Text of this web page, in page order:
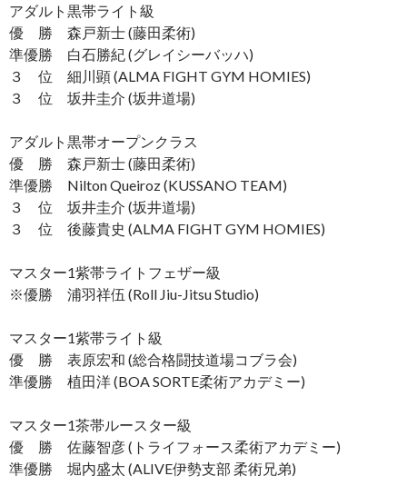
アダルト黒帯ライト級
優 勝 森戸新士 (藤田柔術)
準優勝 白石勝紀 (グレイシーバッハ)
３ 位 細川顕 (ALMA FIGHT GYM HOMIES)
３ 位 坂井圭介 (坂井道場)
アダルト黒帯オープンクラス
優 勝 森戸新士 (藤田柔術)
準優勝 Nilton Queiroz (KUSSANO TEAM)
３ 位 坂井圭介 (坂井道場)
３ 位 後藤貴史 (ALMA FIGHT GYM HOMIES)
マスター1紫帯ライトフェザー級
※優勝 浦羽祥伍 (Roll Jiu-Jitsu Studio)
マスター1紫帯ライト級
優 勝 表原宏和 (総合格闘技道場コブラ会)
準優勝 植田洋 (BOA SORTE柔術アカデミー)
マスター1茶帯ルースター級
優 勝 佐藤智彦 (トライフォース柔術アカデミー)
準優勝 堀内盛太 (ALIVE伊勢支部 柔術兄弟)